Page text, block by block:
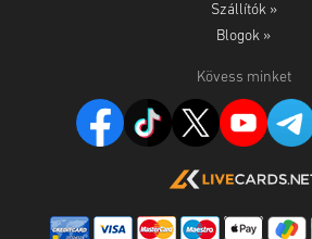
Szállítók »
Blogok »
Kövess minket